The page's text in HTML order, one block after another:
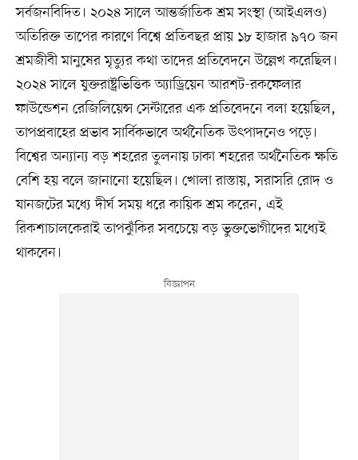
সর্বজনবিদিত। ২০২৪ সালে আন্তর্জাতিক শ্রম সংস্থা (আইএলও)
অতিরিক্ত তাপের কারণে বিশ্বে প্রতিবছর প্রায় ১৮ হাজার ৯৭০ জন
শ্রমজীবী মানুষের মৃত্যুর কথা তাদের প্রতিবেদনে উল্লেখ করেছিল।
২০২৪ সালে যুক্তরাষ্ট্রভিত্তিক অ্যাড্রিয়েন আরশট-রকফেলার
ফাউন্ডেশন রেজিলিয়েন্স সেন্টারের এক প্রতিবেদনে বলা হয়েছিল,
তাপপ্রবাহের প্রভাব সার্বিকভাবে অর্থনৈতিক উৎপাদনেও পড়ে।
বিশ্বের অন্যান্য বড় শহরের তুলনায় ঢাকা শহরের অর্থনৈতিক ক্ষতি
বেশি হয় বলে জানানো হয়েছিল। খোলা রাস্তায়, সরাসরি রোদ ও
যানজটের মধ্যে দীর্ঘ সময় ধরে কায়িক শ্রম করেন, এই
রিকশাচালকেরাই তাপঝুঁকির সবচেয়ে বড় ভুক্তভোগীদের মধ্যেই
থাকবেন।